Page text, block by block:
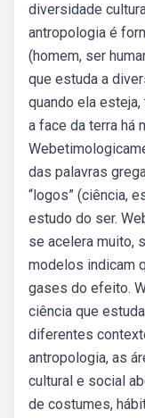
diversidade
antropologia é
(homem, ser
que estuda a
quando ela
a face da terra há
das palavras
“logos” (ciência,
estudo do ser.
se acelera muito,
modelos indicam
gases do efeito.
ciência que
diferentes
antropologia, as
cultural e social
de costumes,